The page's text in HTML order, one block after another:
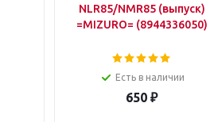
NLR85/NMR85 (выпуск)
=MIZURO= (8944336050)
Есть в наличии
650 ₽